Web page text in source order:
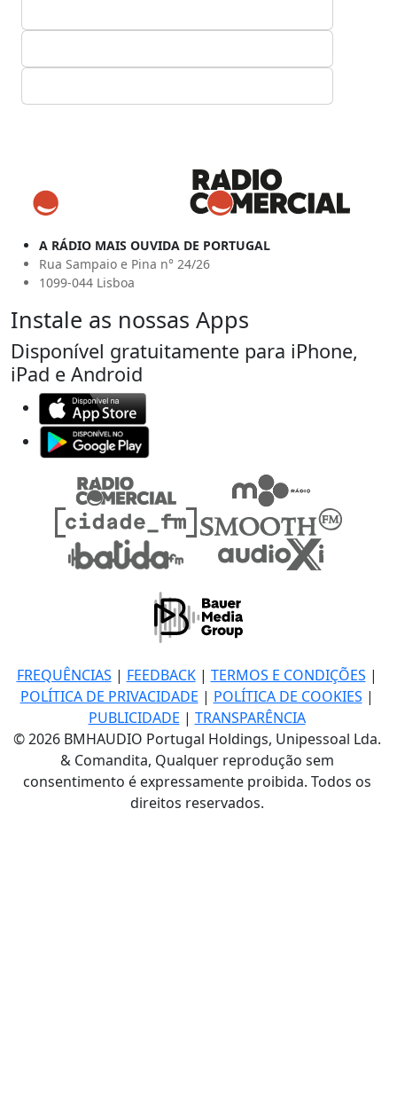
A RÁDIO MAIS OUVIDA DE PORTUGAL
Rua Sampaio e Pina n° 24/26
1099-044 Lisboa
Instale as nossas Apps
Disponível gratuitamente para iPhone,
iPad e Android
FREQUÊNCIAS | FEEDBACK| TERMOS E CONDIÇÕES |
POLÍTICA DE PRIVACIDADE | POLÍTICA DE COOKIES |
PUBLICIDADE | TRANSPARÊNCIA
© 2026 BMHAUDIO Portugal Holdings, Unipessoal Lda.
& Comandita, Qualquer reprodução sem
consentimento é expressamente proibida. Todos os
direitos reservados.